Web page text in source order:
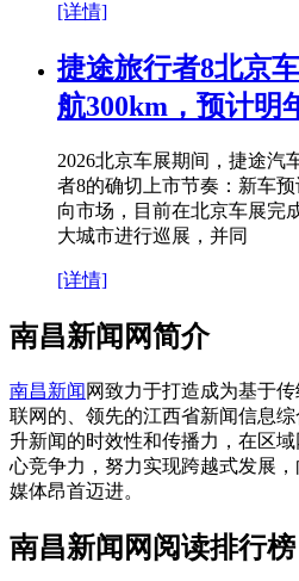
[详情]
捷途旅行者8北京
航300km，预计明
2026北京车展期间，捷途汽
者8的确切上市节奏：新车
向市场，目前在北京车展完
大城市进行巡展，并同
[详情]
南昌新闻网简介
南昌新闻 网致力于打造成为基于
联网的、领先的江西省新闻信息
升新闻的时效性和传播力，在区
心竞争力，努力实现跨越式发展
媒体昂首迈进。
南昌新闻网阅读排行榜